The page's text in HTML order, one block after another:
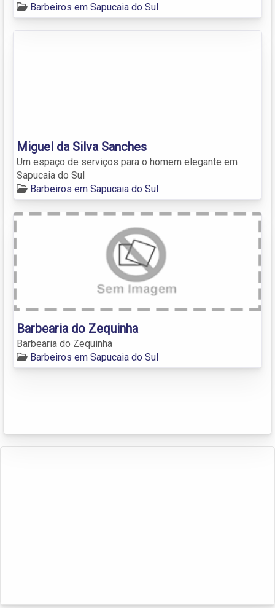
Barbeiros em Sapucaia do Sul
Miguel da Silva Sanches
Um espaço de serviços para o homem elegante em
Sapucaia do Sul
Barbeiros em Sapucaia do Sul
Barbearia do Zequinha
Barbearia do Zequinha
Barbeiros em Sapucaia do Sul